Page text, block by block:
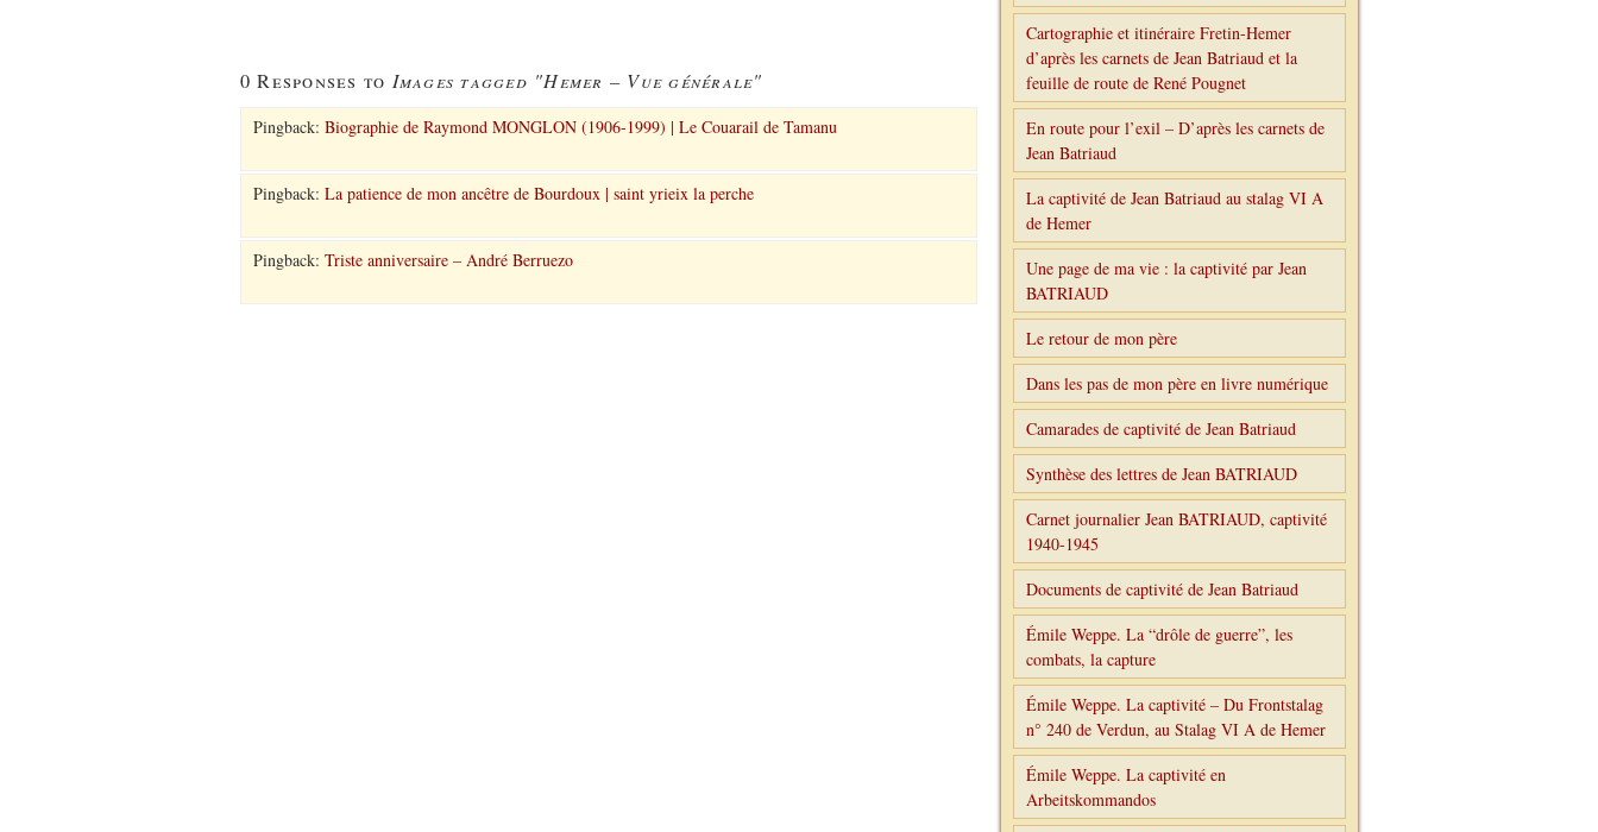
0 Responses to Images tagged "Hemer – Vue générale"
Pingback: Biographie de Raymond MONGLON (1906-1999) | Le Couarail de Tamanu
Pingback: La patience de mon ancêtre de Bourdoux | saint yrieix la perche
Pingback: Triste anniversaire – André Berruezo
Cartographie et itinéraire Fretin-Hemer
d’après les carnets de Jean Batriaud et la
feuille de route de René Pougnet
En route pour l’exil – D’après les carnets de
Jean Batriaud
La captivité de Jean Batriaud au stalag VI A
de Hemer
Une page de ma vie : la captivité par Jean
BATRIAUD
Le retour de mon père
Dans les pas de mon père en livre numérique
Camarades de captivité de Jean Batriaud
Synthèse des lettres de Jean BATRIAUD
Carnet journalier Jean BATRIAUD, captivité
1940-1945
Documents de captivité de Jean Batriaud
Émile Weppe. La “drôle de guerre”, les
combats, la capture
Émile Weppe. La captivité – Du Frontstalag
n° 240 de Verdun, au Stalag VI A de Hemer
Émile Weppe. La captivité en
Arbeitskommandos